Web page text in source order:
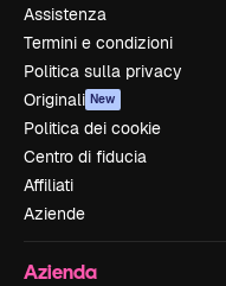
Assistenza
Termini e condizioni
Politica sulla privacy
Originali New
Politica dei cookie
Centro di fiducia
Affiliati
Aziende
Azienda